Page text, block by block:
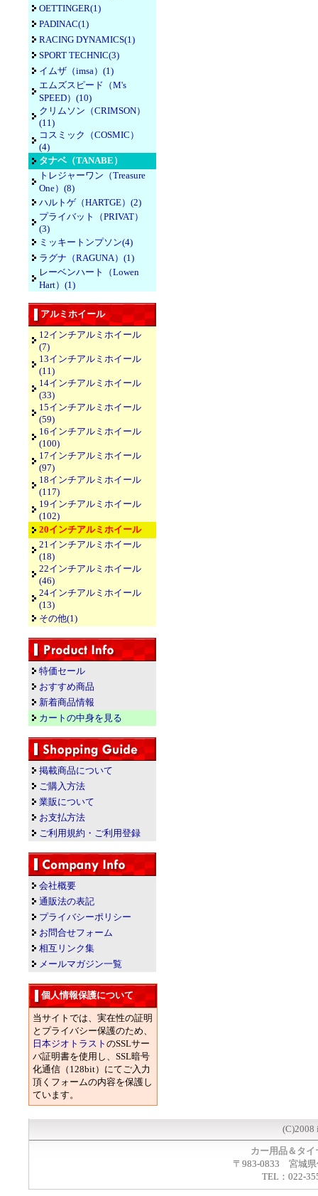
OETTINGER(1)
PADINAC(1)
RACING DYNAMICS(1)
SPORT TECHNIC(3)
イムザ（imsa）(1)
エムズスピード（M's
SPEED）(10)
クリムソン（CRIMSON）
(11)
コスミック（COSMIC）
(4)
タナベ（TANABE）
トレジャーワン（Treasure
One）(8)
ハルトゲ（HARTGE）(2)
プライバット（PRIVAT）
(3)
ミッキートンプソン(4)
ラグナ（RAGUNA）(1)
レーベンハート（Lowen
Hart）(1)
アルミホイール
12インチアルミホイール
(7)
13インチアルミホイール
(11)
14インチアルミホイール
(33)
15インチアルミホイール
(59)
16インチアルミホイール
(100)
17インチアルミホイール
(97)
18インチアルミホイール
(117)
19インチアルミホイール
(102)
20インチアルミホイール
21インチアルミホイール
(18)
22インチアルミホイール
(46)
24インチアルミホイール
(13)
その他(1)
特価セール
おすすめ商品
新着商品情報
カートの中身を見る
掲載商品について
ご購入方法
業販について
お支払方法
ご利用規約・ご利用登録
会社概要
通販法の表記
プライバシーポリシー
お問合せフォーム
相互リンク集
メールマガジン一覧
個人情報保護について
当サイトでは、実在性の証明
とプライバシー保護のため、
日本ジオトラスト のSSLサー
バ証明書を使用し、SSL暗号
化通信（128bit）にてご入力
頂くフォームの内容を保護し
ています。
(C)2008
カー用品＆タ
〒983-0833 宮城県
TEL：022-